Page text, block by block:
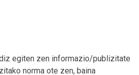
egiten zen informazio/publizitate
norma ote zen, baina